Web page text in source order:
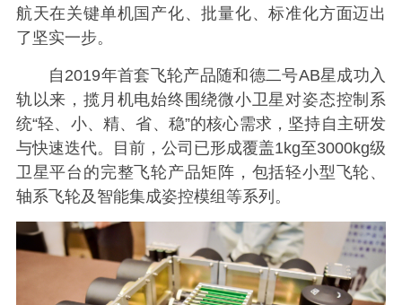
航天在关键单机国产化、批量化、标准化方面迈出
了坚实一步。
自2019年首套飞轮产品随和德二号AB星成功入
轨以来，揽月机电始终围绕微小卫星对姿态控制系
统“轻、小、精、省、稳”的核心需求，坚持自主研发
与快速迭代。目前，公司已形成覆盖1kg至3000kg级
卫星平台的完整飞轮产品矩阵，包括轻小型飞轮、
轴系飞轮及智能集成姿控模组等系列。